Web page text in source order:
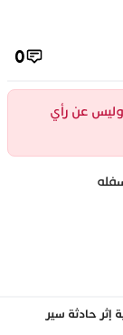
0
وليس عن رأي
حادثة سير